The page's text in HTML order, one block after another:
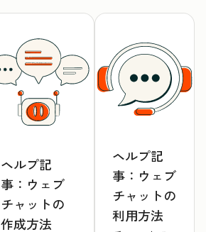
ヘルプ記
事：ウェブ
チャットの
作成方法
ヘルプ記
事：ウェブ
チャットの
利用方法